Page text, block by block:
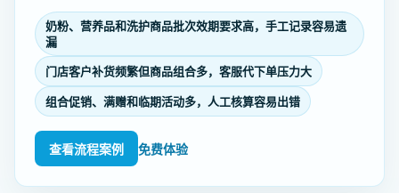
奶粉、营养品和洗护商品批次效期要求高，手工记录容易遗
漏
门店客户补货频繁但商品组合多，客服代下单压力大
组合促销、满赠和临期活动多，人工核算容易出错
查看流程案例 免费体验